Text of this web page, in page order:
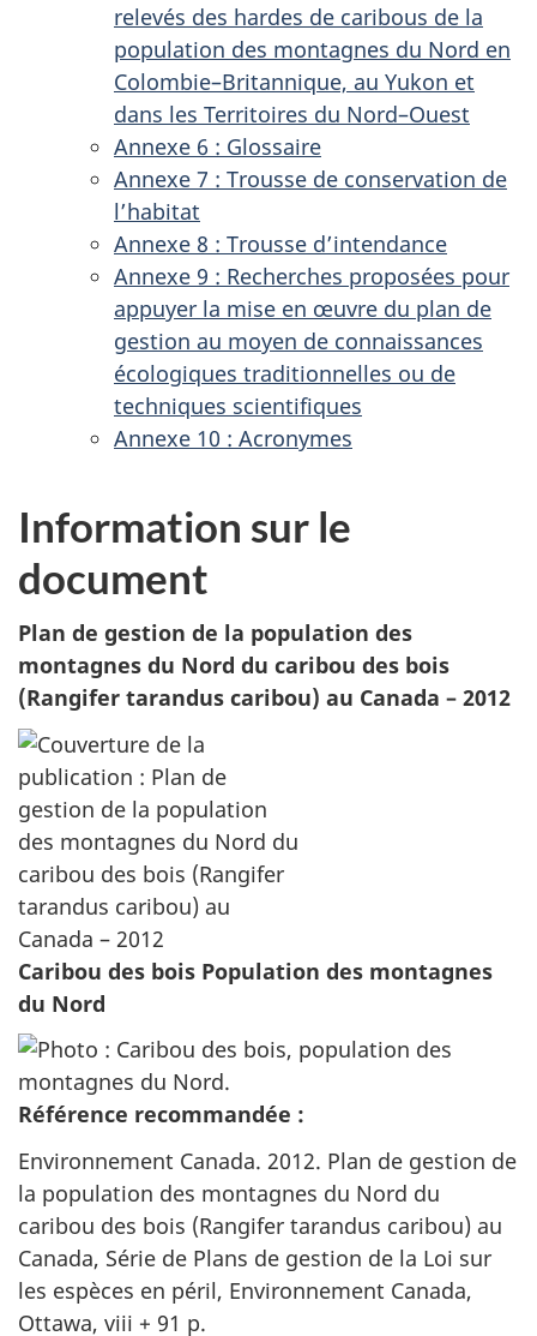
relevés des hardes de caribous de la
population des montagnes du Nord en
Colombie–Britannique, au Yukon et
dans les Territoires du Nord–Ouest
Annexe 6 : Glossaire
Annexe 7 : Trousse de conservation de
l’habitat
Annexe 8 : Trousse d’intendance
Annexe 9 : Recherches proposées pour
appuyer la mise en œuvre du plan de
gestion au moyen de connaissances
écologiques traditionnelles ou de
techniques scientifiques
Annexe 10 : Acronymes
Information sur le
document
Plan de gestion de la population des
montagnes du Nord du caribou des bois
(Rangifer tarandus caribou) au Canada – 2012
Caribou des bois Population des montagnes
du Nord
Référence recommandée :
Environnement Canada. 2012. Plan de gestion de
la population des montagnes du Nord du
caribou des bois (Rangifer tarandus caribou) au
Canada, Série de Plans de gestion de la Loi sur
les espèces en péril, Environnement Canada,
Ottawa, viii + 91 p.